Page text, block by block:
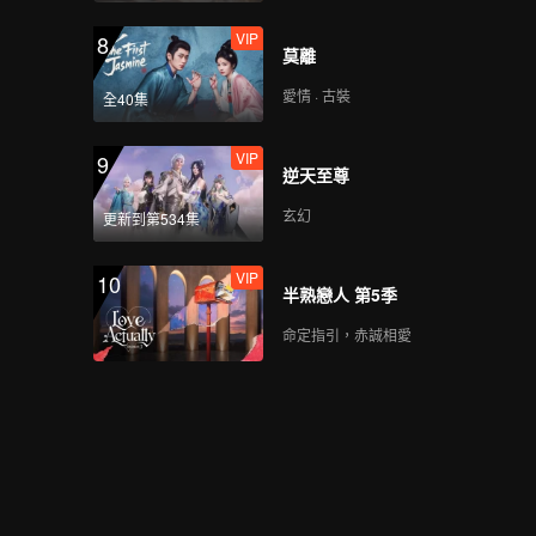
8
全40集
VIP
莫離
愛情 · 古裝
9
更新到第534集
VIP
逆天至尊
玄幻
10 VIP
半熟戀人 第5季
命定指引，赤誠相愛